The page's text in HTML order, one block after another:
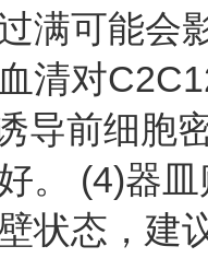
满可能会
清对
导前细胞
。 (4)器
状态，建